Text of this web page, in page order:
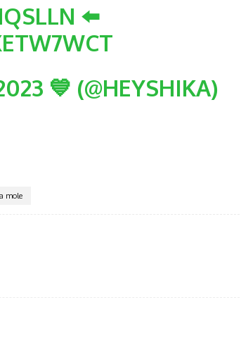
⬅️
💙 (@HEYSHIKA)
mole